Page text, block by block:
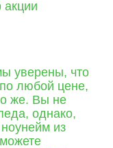
уверены, что
любой цене,
же. Вы не
однако,
из